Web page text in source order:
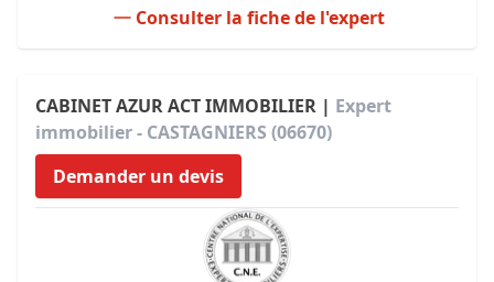
Consulter la fiche de l'expert
CABINET AZUR ACT IMMOBILIER | Expert
immobilier - CASTAGNIERS (06670)
Demander un devis